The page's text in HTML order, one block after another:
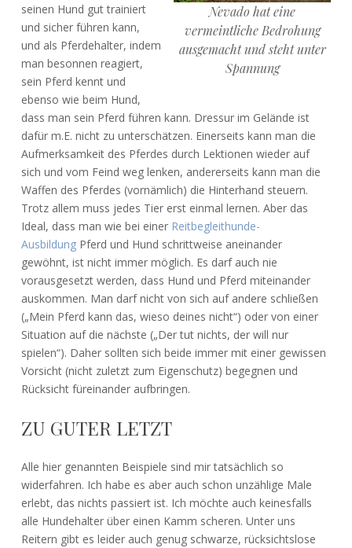
Nevado hat eine
vermeintliche Bedrohung
ausgemacht und steht unter
Spannung
seinen Hund gut trainiert
und sicher führen kann,
und als Pferdehalter, indem
man besonnen reagiert,
sein Pferd kennt und
ebenso wie beim Hund,
dass man sein Pferd führen kann. Dressur im Gelände ist
dafür m.E. nicht zu unterschätzen. Einerseits kann man die
Aufmerksamkeit des Pferdes durch Lektionen wieder auf
sich und vom Feind weg lenken, andererseits kann man die
Waffen des Pferdes (vornämlich) die Hinterhand steuern.
Trotz allem muss jedes Tier erst einmal lernen. Aber das
Ideal, dass man wie bei einer Reitbegleithunde-
AusbildungPferd und Hund schrittweise aneinander
gewöhnt, ist nicht immer möglich. Es darf auch nie
vorausgesetzt werden, dass Hund und Pferd miteinander
auskommen. Man darf nicht von sich auf andere schließen
(„Mein Pferd kann das, wieso deines nicht“) oder von einer
Situation auf die nächste („Der tut nichts, der will nur
spielen“). Daher sollten sich beide immer mit einer gewissen
Vorsicht (nicht zuletzt zum Eigenschutz) begegnen und
Rücksicht füreinander aufbringen.
ZU GUTER LETZT
Alle hier genannten Beispiele sind mir tatsächlich so
widerfahren. Ich habe es aber auch schon unzählige Male
erlebt, das nichts passiert ist. Ich möchte auch keinesfalls
alle Hundehalter über einen Kamm scheren. Unter uns
Reitern gibt es leider auch genug schwarze, rücksichtslose